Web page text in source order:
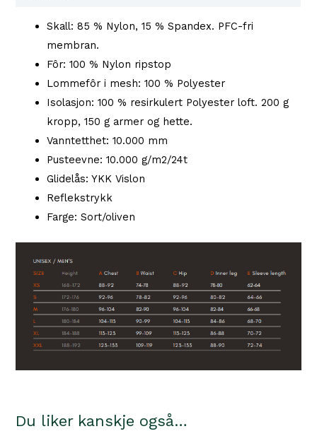
Skall: 85 % Nylon, 15 % Spandex. PFC-fri
membran.
Fôr: 100 % Nylon ripstop
Lommefôr i mesh: 100 % Polyester
Isolasjon: 100 % resirkulert Polyester loft. 200 g
kropp, 150 g armer og hette.
Vanntetthet: 10.000 mm
Pusteevne: 10.000 g/m2/24t
Glidelås: YKK Vislon
Reflekstrykk
Farge: Sort/oliven
Du liker kanskje også…